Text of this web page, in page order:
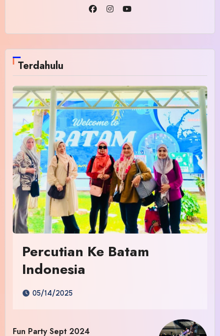
Terdahulu
Percutian Ke Batam
Indonesia
05/14/2025
Fun Party Sept 2024